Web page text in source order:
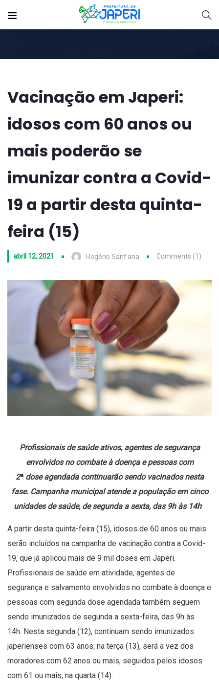
Vacinação em Japeri:
idosos com 60 anos ou
mais poderão se
imunizar contra a Covid-
19 a partir desta quinta-
feira (15)
abril 12, 2021 Rogério Sant'ana Comments (1)
Profissionais de saúde ativos, agentes de segurança
envolvidos no combate à doença e pessoas com
2ªdose agendada continuarão sendo vacinados nesta
fase. Campanha municipal atende a população em cinco
unidades de saúde, de segunda a sexta, das 9h às 14h
A partir desta quinta-feira (15), idosos de 60 anos ou mais
serão incluídos na campanha de vacinação contra a Covid-
19, que já aplicou mais de 9 mil doses em Japeri.
Profissionais de saúde em atividade, agentes de
segurança e salvamento envolvidos no combate à doença e
pessoas com segunda dose agendada também seguem
sendo imunizados de segunda a sexta-feira, das 9h às
14h. Nesta segunda (12), continuam sendo imunizados
japerienses com 63 anos; na terça (13), será a vez dos
moradores com 62 anos ou mais, seguidos pelos idosos
com 61 ou mais, na quarta (14).